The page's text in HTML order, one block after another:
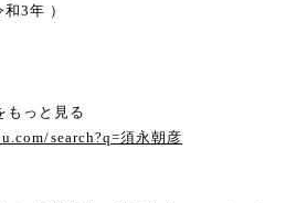
3年 ）
っと見る
search?q=須永朝彦